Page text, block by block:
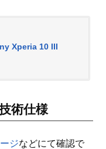
Xperia 10 III
術仕様
ジなどにて確認で